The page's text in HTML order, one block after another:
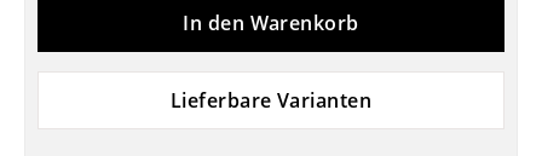
Sekretäre & PC-Tische
Stehtische & Stehpulte
In den Warenkorb
Lieferbare Varianten